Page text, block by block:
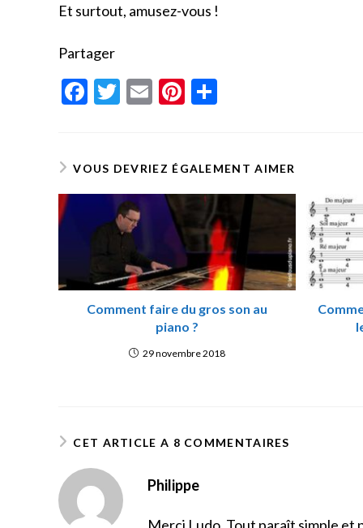
Et surtout, amusez-vous !
Partager
F
b
o
o
T
er
E
l
Pi
es
t
g
er
VOUS DEVRIEZ ÉGALEMENT AIMER
Comment faire du gros son au
piano ?
29 novembre 2018
CET ARTICLE A 8 COMMENTAIRES
Philippe